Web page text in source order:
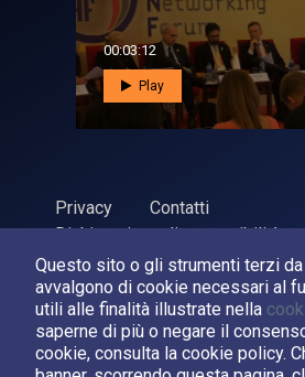
Questo sito o gli strumenti terzi
avvalgono di cookie necessari al
utili alle finalità illustrate nella
saperne di più o negare il
cookie, consulta la cookie policy.
00:03:12
Play
Privacy
Contatti
Dichiarazione di accessibilità
ASI Agenzia Spaziale Italiana, 2026.
Sviluppato daLPM
Seguici su: